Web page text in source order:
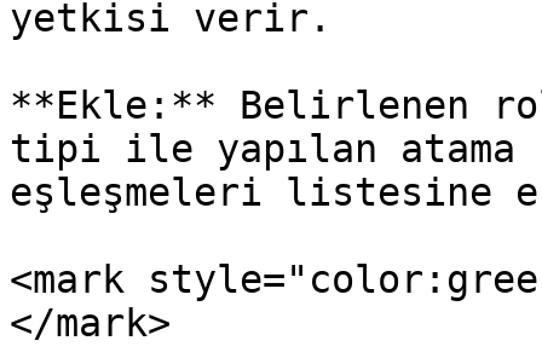
yetkisi verir.
**Ekle:** Belirlenen
tipi ile yapılan atama
eşleşmeleri listesine
<mark
</mark>